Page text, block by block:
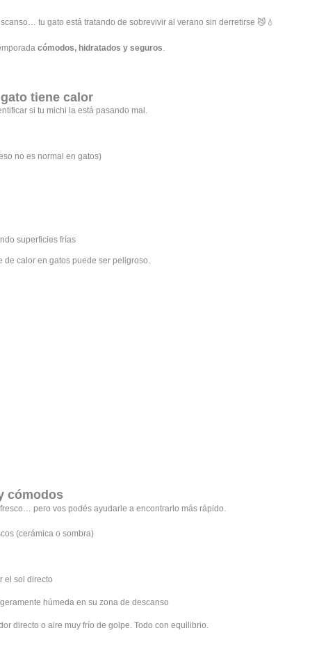
tu gato está tratando de sobrevivir al verano sin derretirse 😼💧
cómodos, hidratados y seguros.
tiene calor
si tu michi la está pasando mal.
no es normal en gatos)
superficies frías
de calor en gatos puede ser peligroso.
cómodos
pero vos podés ayudarle a encontrarlo más rápido.
(cerámica o sombra)
el sol directo
húmeda en su zona de descanso
directo o aire muy frío de golpe. Todo con equilibrio.